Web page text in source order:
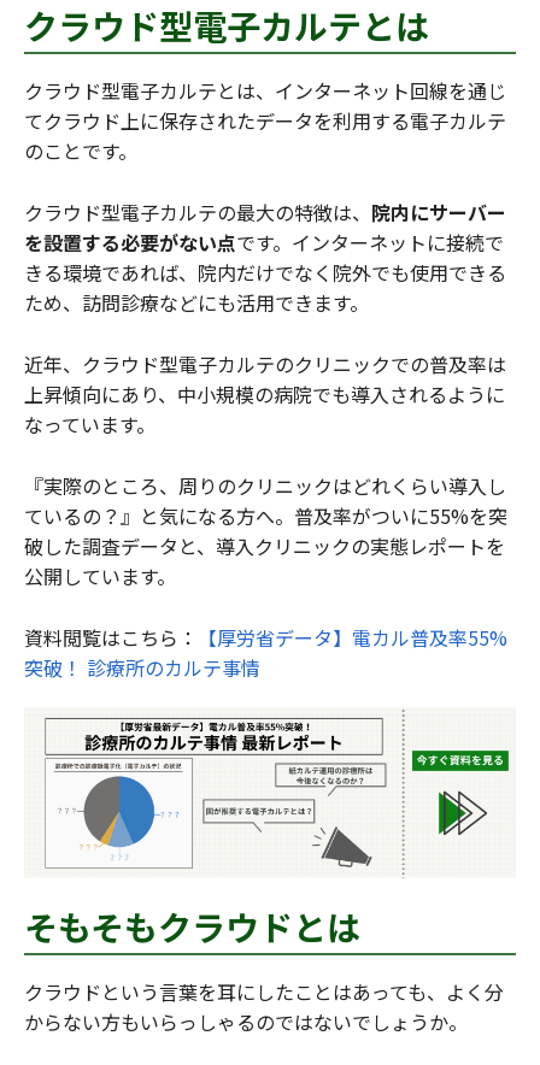
クラウド型電子カルテとは
クラウド型電子カルテとは、インターネット回線を通じ
てクラウド上に保存されたデータを利用する電子カルテ
のことです。
クラウド型電子カルテの最大の特徴は、 院内にサーバー
を設置する必要がない点です。インターネットに接続で
きる環境であれば、院内だけでなく院外でも使用できる
ため、訪問診療などにも活用できます。
近年、クラウド型電子カルテのクリニックでの普及率は
上昇傾向にあり、中小規模の病院でも導入されるように
なっています。
『実際のところ、周りのクリニックはどれくらい導入し
ているの？』と気になる方へ。普及率がついに55%を突
破した調査データと、導入クリニックの実態レポートを
公開しています。
資料閲覧はこちら：
【厚労省データ】電カル普及率55%
突破！ 診療所のカルテ事情
そもそもクラウドとは
クラウドという言葉を耳にしたことはあっても、よく分
からない方もいらっしゃるのではないでしょうか。